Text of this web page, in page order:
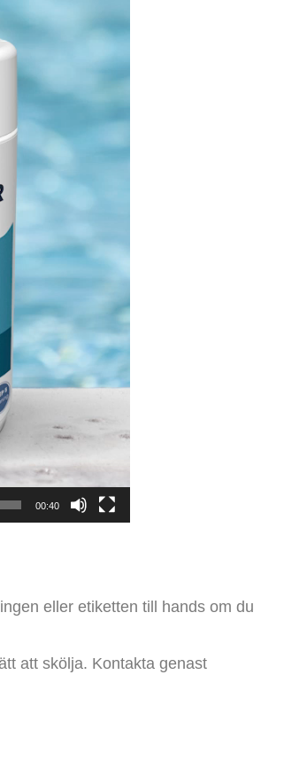
00:40
eller etiketten till hands om du
att skölja. Kontakta genast